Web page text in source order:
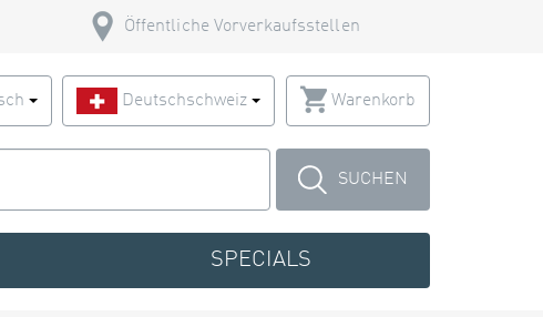
Öffentliche Vorverkaufsstellen
Deutschschweiz Warenkorb
SUCHEN
SPECIALS